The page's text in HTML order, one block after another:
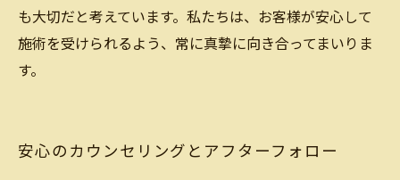
も大切だと考えています。私たちは、お客様が安心して
施術を受けられるよう、常に真摯に向き合ってまいりま
す。
安心のカウンセリングとアフターフォロー